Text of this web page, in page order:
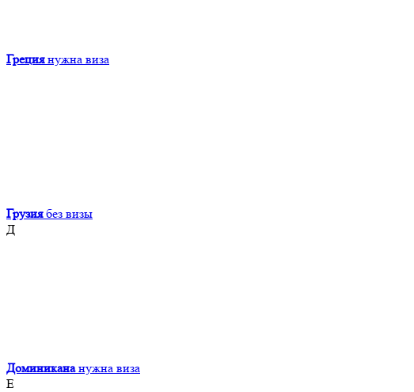
Греция нужна виза
Грузия без визы
Д
Доминикана нужна виза
Е